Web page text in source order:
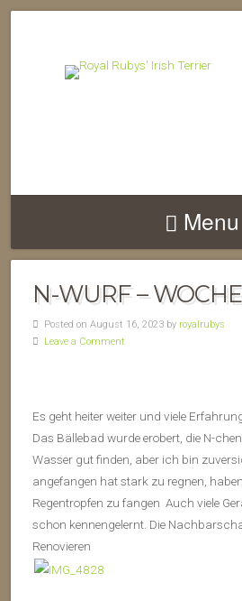
Menu
N-WURF –
Posted on August 16, 2023 by royalrubys
Leave a Comment
Es geht heiter weiter und viele
Das Bällebad wurde erobert, die N-
Wasser gut finden, aber ich bin
angefangen hat stark zu regnen,
Regentropfen zu fangen Auch viele
schon kennengelernt. Die
Renovieren